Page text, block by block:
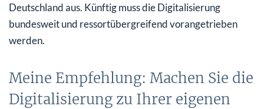
Deutschland aus. Künftig muss die Digitalisierung
bundesweit und ressortübergreifend vorangetrieben
werden.
Meine Empfehlung: Machen Sie die
Digitalisierung zu Ihrer eigenen